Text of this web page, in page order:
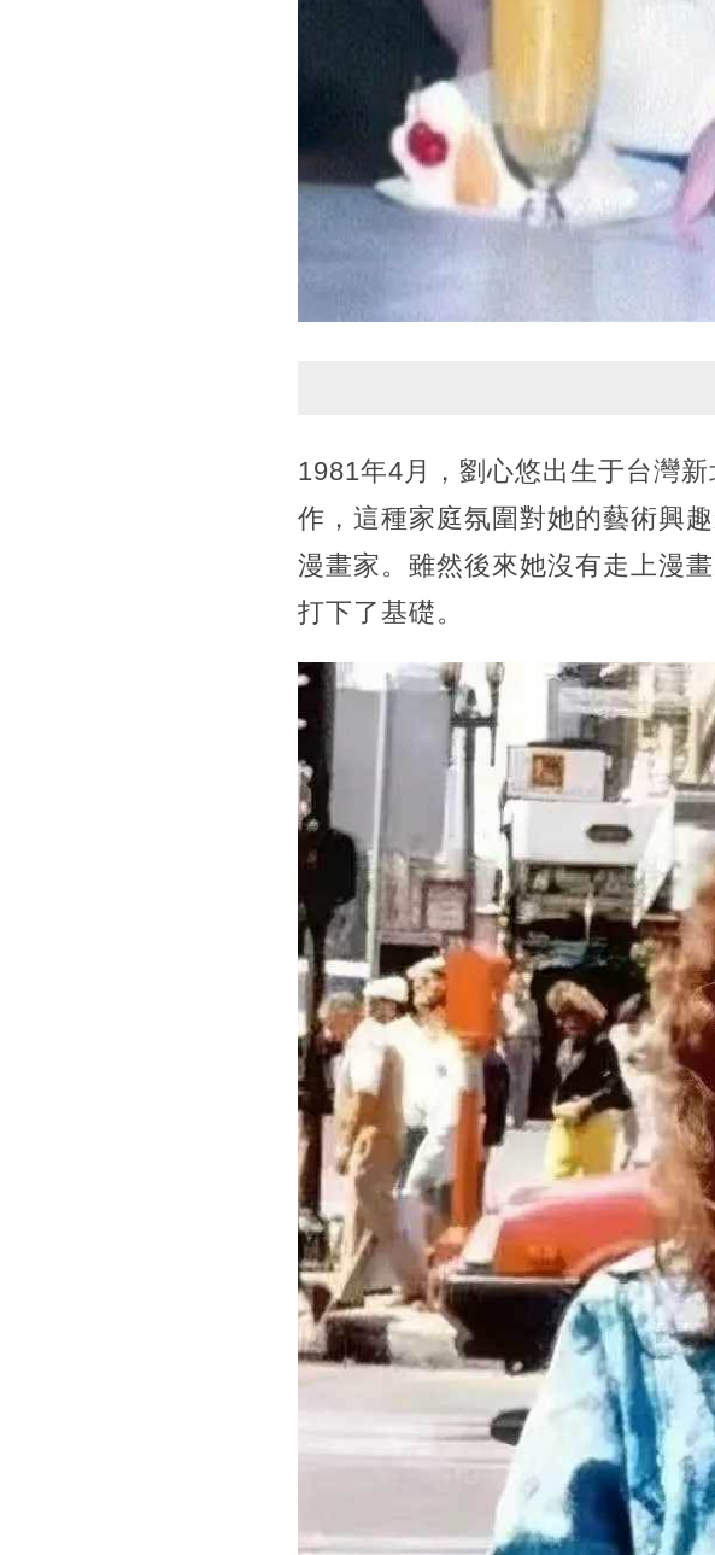
1981年4月，劉心悠出生于台灣
作，這種家庭氛圍對她的藝術興
漫畫家。雖然後來她沒有走上漫
打下了基礎。